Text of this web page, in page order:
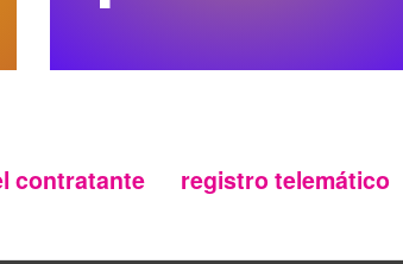
contratante registro telemático